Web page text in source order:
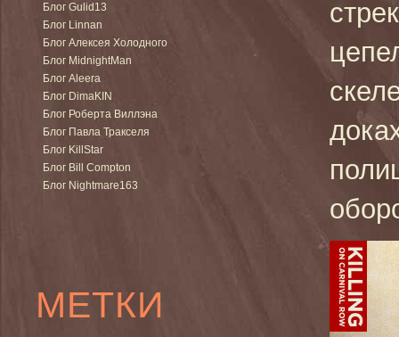
Блог Gulid13
Блог Linnan
Блог Алексея Холодного
Блог MidnightMan
Блог Aleera
Блог DimaKIN
Блог Роберта Виллэна
Блог Павла Тракселя
Блог KillStar
Блог Bill Compton
Блог Nightmare163
МЕТКИ